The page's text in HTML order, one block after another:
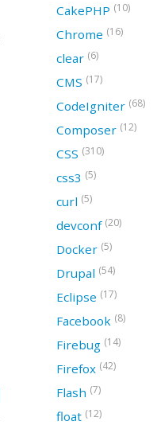
CakePHP (10)
Chrome (16)
clear (6)
CMS (17)
CodeIgniter (68)
Composer (12)
CSS (310)
css3 (5)
curl (5)
devconf (20)
Docker (5)
Drupal (54)
Eclipse (17)
Facebook (8)
Firebug (14)
Firefox (42)
Flash (7)
float (12)